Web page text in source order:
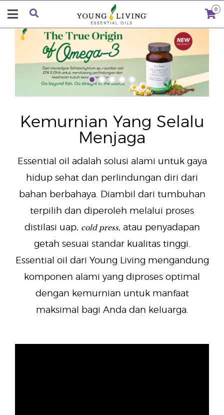
0
Kemurnian Yang Selalu
Menjaga
Essential oil adalah solusi alami untuk gaya
hidup sehat dan perlindungan diri dari
bahan berbahaya. Diambil dari tumbuhan
terpilih dan diperoleh melalui proses
distilasi uap, cold press, atau penyadapan
getah sesuai standar kualitas tinggi.
Essential oil dari Young Living mengandung
komponen alami yang diproses optimal
dengan kemurnian untuk manfaat
maksimal bagi Anda dan keluarga.